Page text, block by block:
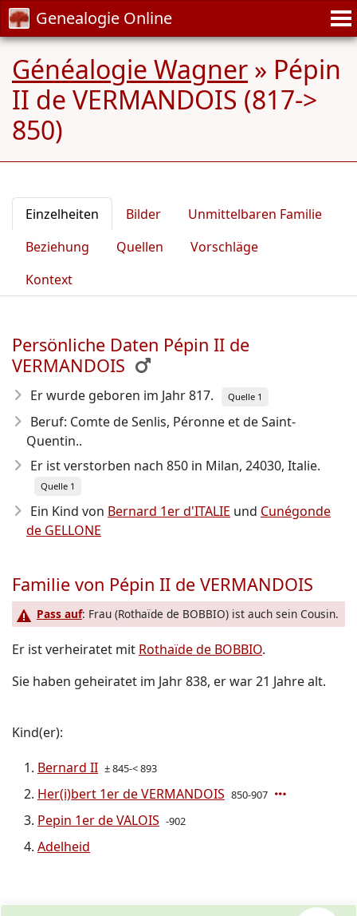
Genealogie Online
Généalogie Wagner » Pépin
II de VERMANDOIS (817->
850)
Einzelheiten Bilder
Unmittelbaren Familie
Beziehung
Quellen
Vorschläge
Kontext
Persönliche Daten Pépin II de
VERMANDOIS
Er wurde geboren im Jahr 817. Quelle 1
Beruf: Comte de Senlis, Péronne et de Saint-
Quentin..
Er ist verstorben nach 850 in Milan, 24030, Italie.
Quelle 1
Ein Kind von Bernard 1er d'ITALIE und Cunégonde
de GELLONE
Familie von Pépin II de VERMANDOIS
Pass auf: Frau (Rothaïde de BOBBIO) ist auch sein Cousin.
Er ist verheiratet mit Rothaïde de BOBBIO.
Sie haben geheiratet im Jahr 838, er war 21 Jahre alt.
Kind(er):
Bernard II ± 845-< 893
Her(i)bert 1er de VERMANDOIS 850-907
Pepin 1er de VALOIS -902
Adelheid